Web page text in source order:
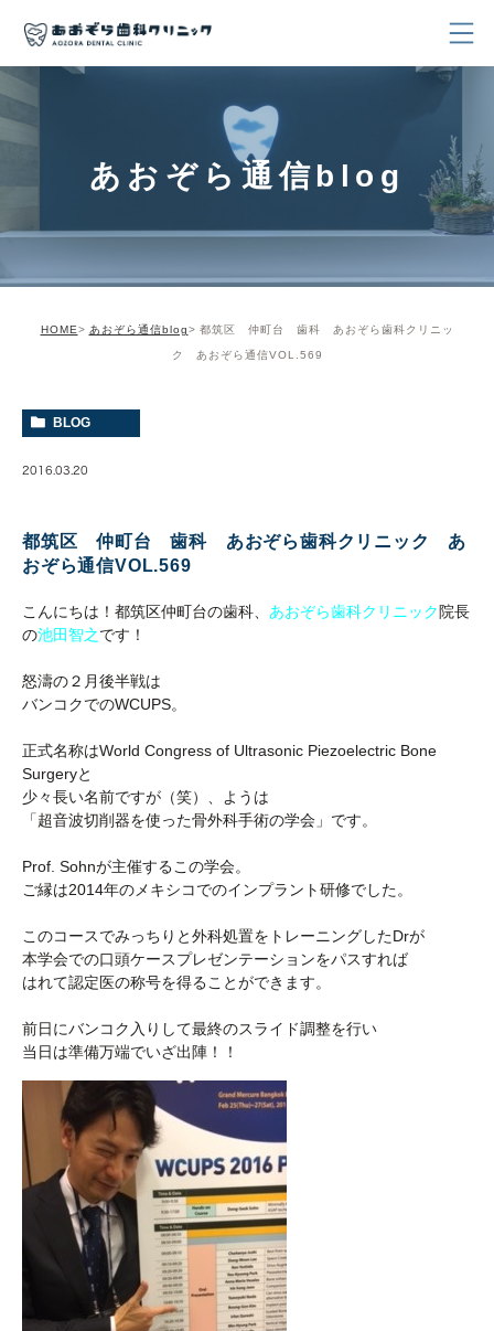
あおぞら通信blog
HOME あおぞら通信blog 都筑区 仲町台 歯科 あおぞら歯科クリニッ
ク あおぞら通信VOL.569
BLOG
2016.03.20
都筑区 仲町台 歯科 あおぞら歯科クリニック あ
おぞら通信VOL.569
こんにちは！都筑区仲町台の歯科、 あおぞら歯科クリニック 院長
の池田智之です！
怒濤の２月後半戦は
バンコクでのWCUPS。
正式名称はWorld Congress of Ultrasonic Piezoelectric Bone
Surgeryと
少々長い名前ですが（笑）、ようは
「超音波切削器を使った骨外科手術の学会」です。
Prof. Sohnが主催するこの学会。
ご縁は2014年のメキシコでのインプラント研修でした。
このコースでみっちりと外科処置をトレーニングしたDrが
本学会での口頭ケースプレゼンテーションをパスすれば
はれて認定医の称号を得ることができます。
前日にバンコク入りして最終のスライド調整を行い
当日は準備万端でいざ出陣！！